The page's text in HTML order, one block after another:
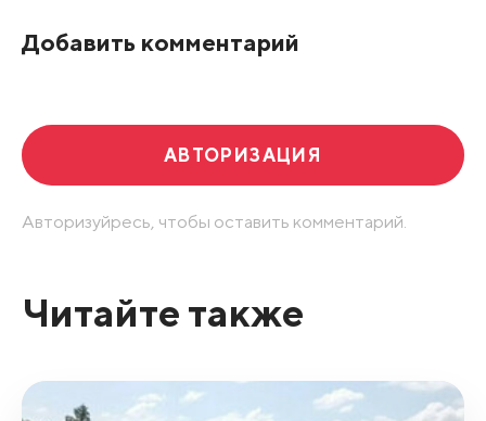
Добавить комментарий
АВТОРИЗАЦИЯ
Авторизуйресь, чтобы оставить комментарий.
Читайте также